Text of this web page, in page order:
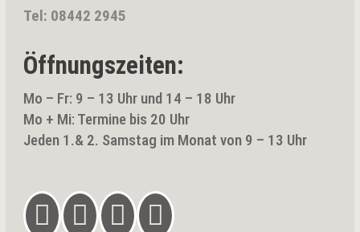
Tel: 08442 2945
Öffnungszeiten:
Mo – Fr: 9 – 13 Uhr und 14 – 18 Uhr
Mo + Mi: Termine bis 20 Uhr
Jeden 1.& 2. Samstag im Monat von 9 – 13 Uhr
   